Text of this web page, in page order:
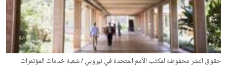
حقوق النشر محفوظة لمكتب الأمم المتحدة في نيروبي / شعبة خدمات المؤتمرات